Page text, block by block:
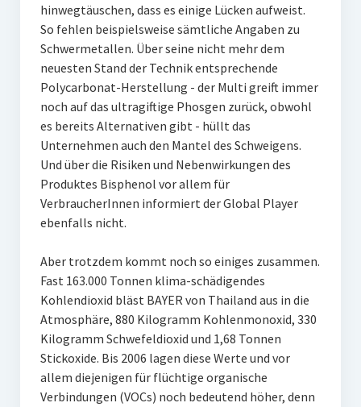
hinwegtäuschen, dass es einige Lücken aufweist.
So fehlen beispielsweise sämtliche Angaben zu
Schwermetallen. Über seine nicht mehr dem
neuesten Stand der Technik entsprechende
Polycarbonat-Herstellung - der Multi greift immer
noch auf das ultragiftige Phosgen zurück, obwohl
es bereits Alternativen gibt - hüllt das
Unternehmen auch den Mantel des Schweigens.
Und über die Risiken und Nebenwirkungen des
Produktes Bisphenol vor allem für
VerbraucherInnen informiert der Global Player
ebenfalls nicht.
Aber trotzdem kommt noch so einiges zusammen.
Fast 163.000 Tonnen klima-schädigendes
Kohlendioxid bläst BAYER von Thailand aus in die
Atmosphäre, 880 Kilogramm Kohlenmonoxid, 330
Kilogramm Schwefeldioxid und 1,68 Tonnen
Stickoxide. Bis 2006 lagen diese Werte und vor
allem diejenigen für flüchtige organische
Verbindungen (VOCs) noch bedeutend höher, denn